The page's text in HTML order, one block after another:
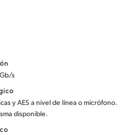
s
y AES a nivel de línea o micrófono.
disponible.